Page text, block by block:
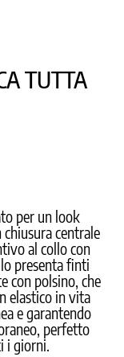
TUTTA
per un look
chiusura centrale
al collo con
presenta finti
con polsino, che
elastico in vita
e garantendo
perfetto
i giorni.